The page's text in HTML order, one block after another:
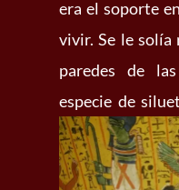
era el soporte
vivir. Se le solía
paredes de
especiede